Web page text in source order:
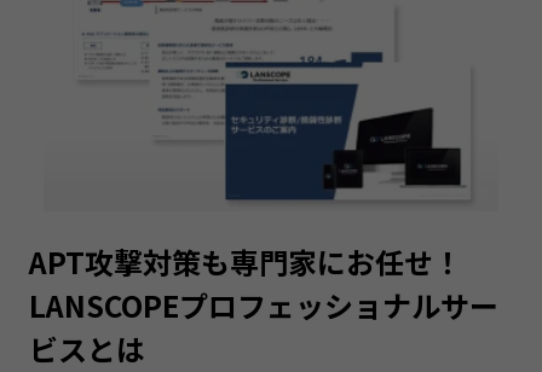
APT攻撃対策も専門家にお任せ！
LANSCOPEプロフェッショナルサー
ビスとは